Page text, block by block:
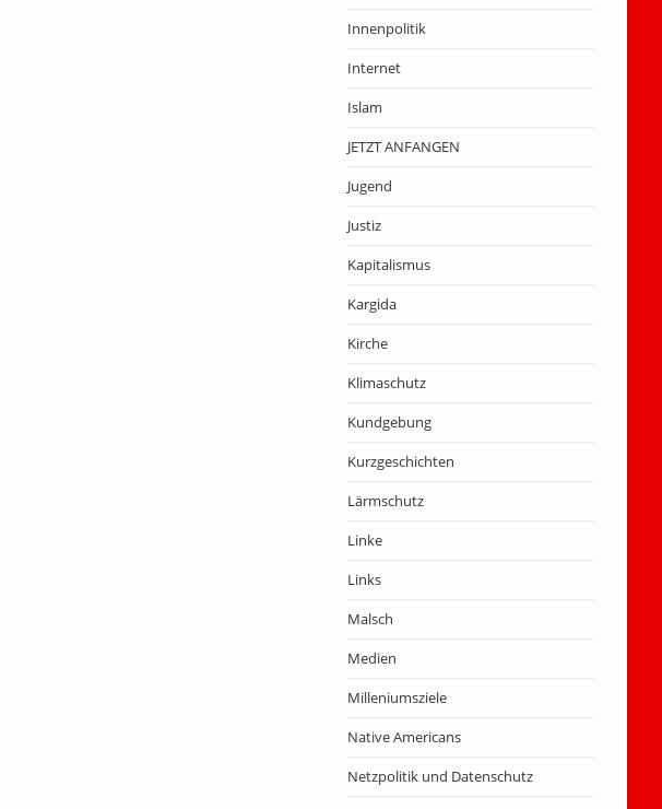
Innenpolitik
Internet
Islam
JETZT ANFANGEN
Jugend
Justiz
Kapitalismus
Kargida
Kirche
Klimaschutz
Kundgebung
Kurzgeschichten
Lärmschutz
Linke
Links
Malsch
Medien
Milleniumsziele
Native Americans
Netzpolitik und Datenschutz